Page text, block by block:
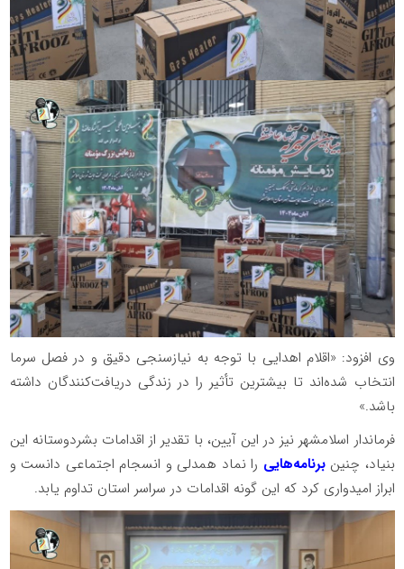
وی افزود: «اقلام اهدایی با توجه به نیازسنجی دقیق و در فصل سرما
انتخاب شده‌اند تا بیشترین تأثیر را در زندگی دریافت‌کنندگان داشته
باشد.»
فرماندار اسلامشهر نیز در این آیین، با تقدیر از اقدامات بشردوستانه این
بنیاد، چنینبرنامه‌هایی را نماد همدلی و انسجام اجتماعی دانست و
ابراز امیدواری کرد که این گونه اقدامات در سراسر استان تداوم یابد.